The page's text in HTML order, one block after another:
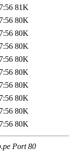
81K
80K
80K
80K
80K
80K
80K
80K
80K
80K
Port 80